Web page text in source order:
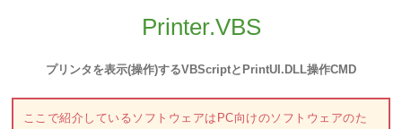
Printer.VBS
プリンタを表示(操作)するVBScriptとPrintUI.DLL操作CMD
ここで紹介しているソフトウェアはPC向けのソフトウェアのた